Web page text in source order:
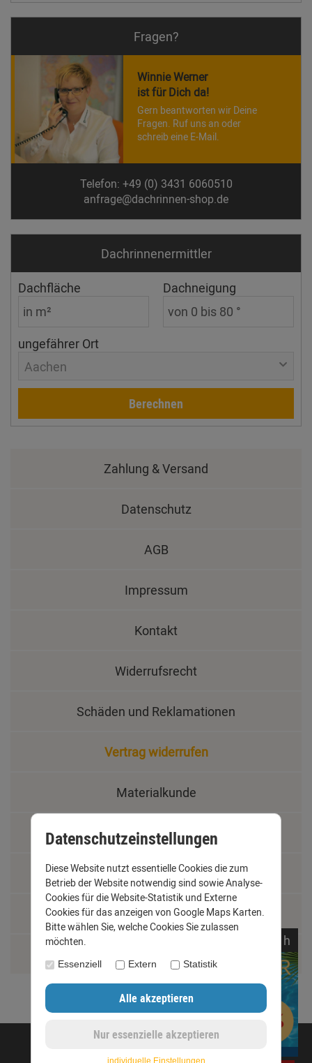
Fragen?
Winnie Werner
ist für Dich da!
Gern beantworten wir Deine
Fragen. Ruf uns an oder
schreib eine E-Mail.
Telefon: +49 (0) 3431 6060510
anfrage@dachrinnen-shop.de
Dachrinnen­ermittler
Dachfläche Dachneigung
ungefährer Ort
Aachen
Berechnen
Zahlung & Versand
Datenschutz
AGB
Impressum
Kontakt
Widerrufsrecht
Schäden und Reklamationen
Vertrag widerrufen
Materialkunde
Fachbegriffe
Jobs
Montage und Installationshilfen
©opyright 2020 - www.dachrinnen-shop.de
h
Datenschutzeinstellungen
Diese Website nutzt essentielle Cookies die zum
Betrieb der Website notwendig sind sowie Analyse-
Cookies für die Website-Statistik und Externe
Cookies für das anzeigen von Google Maps Karten.
Bitte wählen Sie, welche Cookies Sie zulassen
möchten.
Essenziell Extern Statistik
individuelle Einstellungen